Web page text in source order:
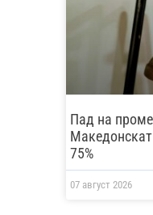
Пад на
75%
07 август 2026